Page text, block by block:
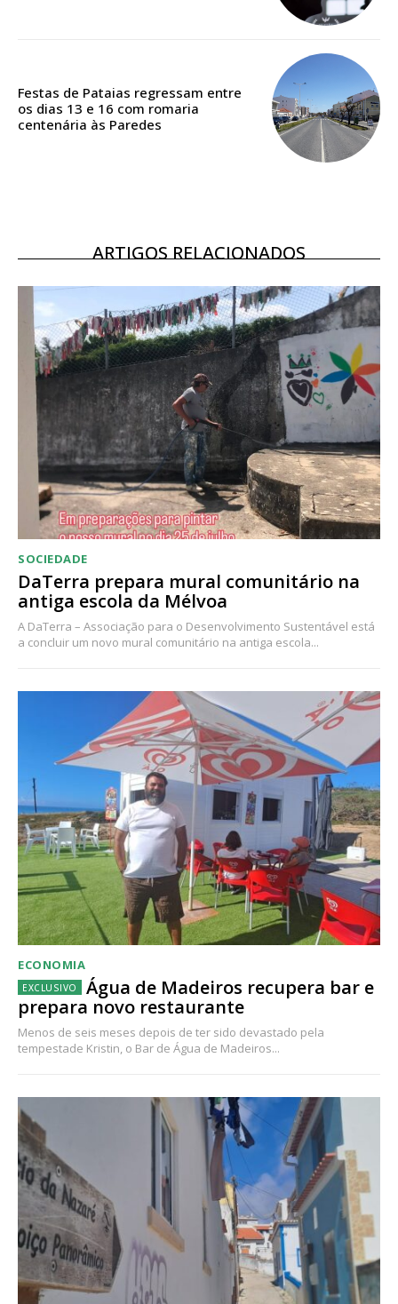
DIGITAL ANUAL
16€
12 meses
Acesso ao conteúdo online
Acesso aos conteúdos Exclusivos para
assinantes
Ofertas para assinatura anual
Escolha o plano
Festas de Pataias regressam entre
os dias 13 e 16 com romaria
centenária às Paredes
ARTIGOS RELACIONADOS
SOCIEDADE
DaTerra prepara mural comunitário na
antiga escola da Mélvoa
A DaTerra – Associação para o Desenvolvimento Sustentável está
a concluir um novo mural comunitário na antiga escola...
ECONOMIA
Água de Madeiros recupera bar e
prepara novo restaurante
Menos de seis meses depois de ter sido devastado pela
tempestade Kristin, o Bar de Água de Madeiros...